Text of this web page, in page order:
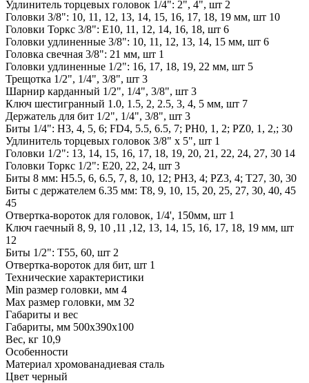
Удлинитель торцевых головок 1/4": 2", 4", шт 2
Головки 3/8": 10, 11, 12, 13, 14, 15, 16, 17, 18, 19 мм, шт 10
Головки Торкс 3/8": Е10, 11, 12, 14, 16, 18, шт 6
Головки удлиненные 3/8": 10, 11, 12, 13, 14, 15 мм, шт 6
Головка свечная 3/8": 21 мм, шт 1
Головки удлиненные 1/2": 16, 17, 18, 19, 22 мм, шт 5
Трещотка 1/2", 1/4", 3/8", шт 3
Шарнир карданный 1/2", 1/4", 3/8", шт 3
Ключ шестигранный 1.0, 1.5, 2, 2.5, 3, 4, 5 мм, шт 7
Держатель для бит 1/2", 1/4", 3/8", шт 3
Биты 1/4": Н3, 4, 5, 6; FD4, 5.5, 6.5, 7; РН0, 1, 2; PZ0, 1, 2,; 30
Удлинитель торцевых головок 3/8" х 5", шт 1
Головки 1/2": 13, 14, 15, 16, 17, 18, 19, 20, 21, 22, 24, 27, 30 14
Головки Торкс 1/2": Е20, 22, 24, шт 3
Биты 8 мм: H5.5, 6, 6.5, 7, 8, 10, 12; PH3, 4; PZ3, 4; T27, 30, 30
Биты с держателем 6.35 мм: Т8, 9, 10, 15, 20, 25, 27, 30, 40, 45
45
Отвертка-вороток для головок, 1/4', 150мм, шт 1
Ключ гаечный 8, 9, 10 ,11 ,12, 13, 14, 15, 16, 17, 18, 19 мм, шт
12
Биты 1/2": T55, 60, шт 2
Отвертка-вороток для бит, шт 1
Технические характеристики
Min размер головки, мм 4
Max размер головки, мм 32
Габариты и вес
Габариты, мм 500x390x100
Вес, кг 10,9
Особенности
Материал хромованадиевая сталь
Цвет черный